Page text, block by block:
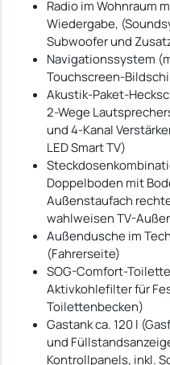
Radio im Wohnraum
Wiedergabe,
Subwoofer und
Navigationssystem
Touchscreen-
Akustik-Paket-
2-Wege
und 4-Kanal
LED Smart TV)
Doppelboden mit
Außenstaufach
wahlweisen TV-
Außendusche im
(Fahrerseite)
SOG-Comfort-
Aktivkohlefilter für
Toilettenbecken)
Gastank ca. 120 l
und
Kontrollpanels, inkl.